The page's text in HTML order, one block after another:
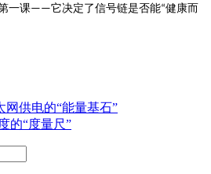
一课——它决定了信号链是否能“健康而
网供电的“能量基石”
的“度量尺”